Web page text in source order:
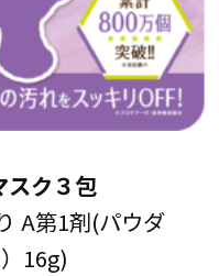
スク３包
A第1剤(パウダ
16g)